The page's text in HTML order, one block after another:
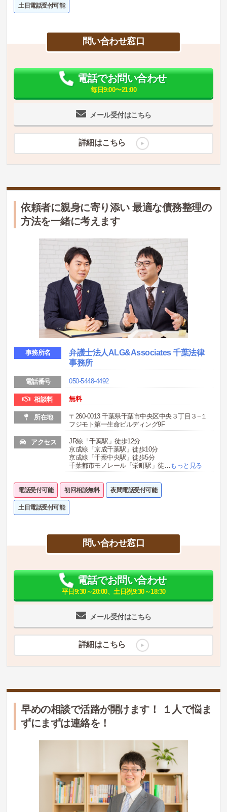
土日電話受付可能
問い合わせ窓口
メール受付はこちら
電話でお問い合わせ
毎日9:00〜21:00
詳細はこちら
依頼者に親身に寄り添い 最適な債務整理の
方法を一緒に考えます
事務所名
弁護士法人ALG&Associates 千葉法律
事務所
電話番号 050-5448-4492
相談料 無料
所在地
〒260-0013 千葉県千葉市中央区中央３丁目３−１
フジモト第一生命ビルディング9F
アクセス
JR線「千葉駅」徒歩12分
京成線「京成千葉駅」徒歩10分
京成線「千葉中央駅」徒歩5分
千葉都市モノレール「栄町駅」徒
もっと見る
電話受付可能 初回相談無料 夜間電話受付可能
土日電話受付可能
問い合わせ窓口
メール受付はこちら
電話でお問い合わせ
平日9:30～20:00、土日祝9:30～18:30
詳細はこちら
早めの相談で活路が開けます！ １人で悩ま
ずにまずは連絡を！